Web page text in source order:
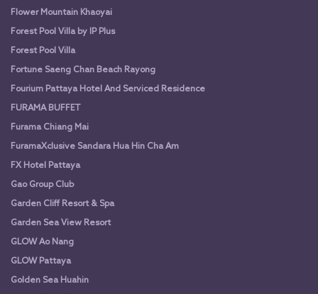
Flower Mountain Khaoyai
Forest Pool Villa by IP Plus
Forest Pool Villa
Fortune Saeng Chan Beach Rayong
Fourium Pattaya Hotel And Serviced Residence
FURAMA BUFFET
Furama Chiang Mai
FuramaXclusive Sandara Hua Hin Cha Am
FX Hotel Pattaya
Gao Group Club
Garden Cliff Resort & Spa
Garden Sea View Resort
GLOW Ao Nang
GLOW Pattaya
Golden Sea Huahin